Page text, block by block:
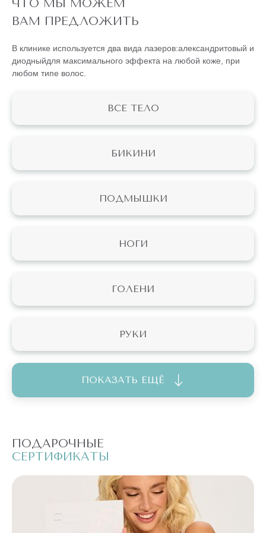
ЧТО МЫ МОЖЕМ
ВАМ ПРЕДЛОЖИТЬ
В клинике используется два вида лазеров:александритовый и
диодныйдля максимального эффекта на любой коже, при
любом типе волос.
ВСЕ ТЕЛО
БИКИНИ
ПОДМЫШКИ
НОГИ
ГОЛЕНИ
РУКИ
ПОКАЗАТЬ ЕЩЁ
ПОДАРОЧНЫЕ
СЕРТИФИКАТЫ